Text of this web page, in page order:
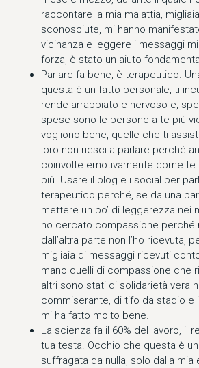
raccontare la mia malattia,
sconosciute, mi hanno
vicinanza e leggere i messaggi
forza, è stato un aiuto
Parlare fa bene, è terapeutico.
questa è un fatto personale, ti
rende arrabbiato e nervoso e,
spese sono le persone a te più
vogliono bene, quelle che ti
loro non riesci a parlare perché
coinvolte emotivamente come te
più. Usare il blog e i social per
terapeutico perché, se da una
mettere un po’ di leggerezza nei
ho cercato compassione perché
dall’altra parte non l’ho ricevuta,
migliaia di messaggi ricevuti
mano quelli di compassione che
altri sono stati di solidarietà vera
commiserante, di tifo da stadio e
mi ha fatto molto bene.
La scienza fa il 60% del lavoro, il
tua testa. Occhio che questa è
suffragata da nulla, solo dalla mia